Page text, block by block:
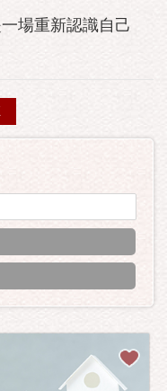
場重新認識自己